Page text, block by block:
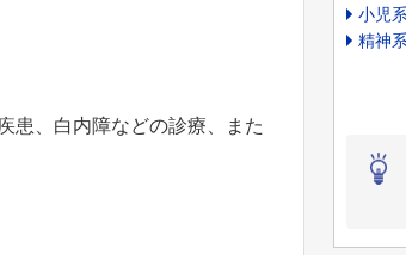
患、白内障などの診療、また
小児
精神